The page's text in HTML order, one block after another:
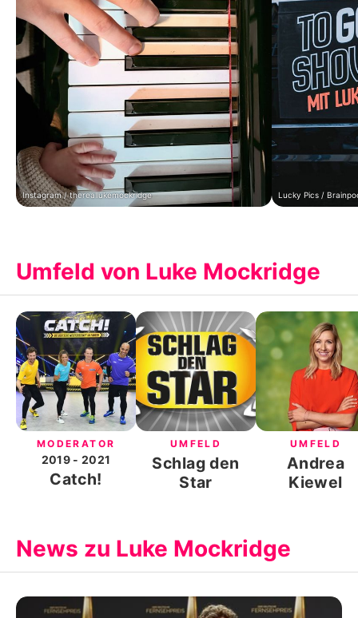
Instagram / thereallukemockridge Lucky Pics /
Umfeld von Luke Mockridge
MODERATOR
2019- 2021
Catch!
UMFELD
Schlag den
Star
UMFELD
Andrea
Kiewel
News zu Luke Mockridge